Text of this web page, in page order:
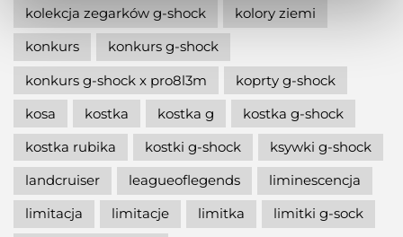
kolekcja zegarków g-shock
kolory ziemi
konkurs
konkurs g-shock
konkurs g-shock x pro8l3m
koprty g-shock
kosa
kostka kostka g
kostka g-shock
kostka rubika
kostki g-shock
ksywki g-shock
landcruiser
leagueoflegends
liminescencja
limitacja
limitacje limitka
limitki g-sock